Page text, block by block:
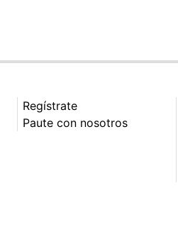
Regístrate
Paute con nosotros